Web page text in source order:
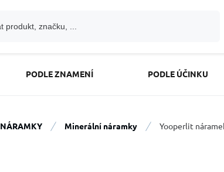
PODLE ZNAMENÍ PODLE ÚČINKU
NÁRAMKY Minerální náramky Yooperlit